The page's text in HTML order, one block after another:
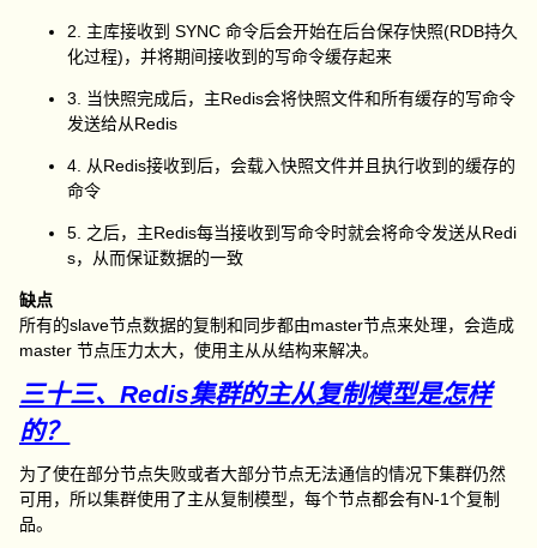
2. 主库接收到 SYNC 命令后会开始在后台保存快照(RDB持久
化过程)，并将期间接收到的写命令缓存起来
3. 当快照完成后，主Redis会将快照文件和所有缓存的写命令
发送给从Redis
4. 从Redis接收到后，会载入快照文件并且执行收到的缓存的
命令
5. 之后，主Redis每当接收到写命令时就会将命令发送从Redi
s，从而保证数据的一致
缺点
所有的slave节点数据的复制和同步都由master节点来处理，会造成
master 节点压力太大，使用主从从结构来解决。
三十三、Redis集群的主从复制模型是怎样
的？
为了使在部分节点失败或者大部分节点无法通信的情况下集群仍然
可用，所以集群使用了主从复制模型，每个节点都会有N-1个复制
品。